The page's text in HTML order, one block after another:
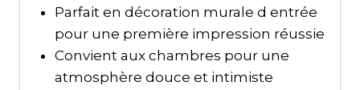
Parfait en décoration murale d entrée
pour une première impression réussie
Convient aux chambres pour une
atmosphère douce et intimiste